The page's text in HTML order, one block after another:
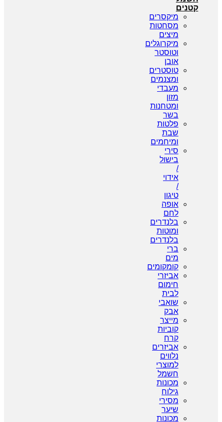
קטנים
מיקסרים
מסחטות
מיצים
מיקרוגלים
וטוסטר
אובן
טוסטרים
ומצנמים
מעבדי
מזון
ומטחנות
בשר
פלטות
שבת
ומיחמים
סירי
בישול
/
אידוי
/
טיגון
אופה
לחם
בלנדרים
ומוטות
בלנדרים
ברי
מים
קומקומים
אביזרי
חימום
לבית
שואבי
אבק
מייצר
קוביות
קרח
אביזרים
נלווים
למוצרי
חשמל
מכונות
גילוח
מסירי
שיער
מכונות